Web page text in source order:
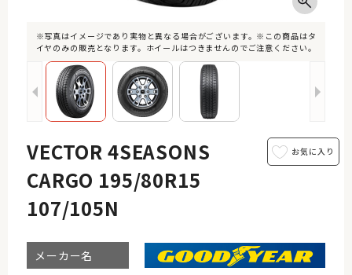
※写真はイメージであり実物と異なる場合がございます。※この商品はタ
イヤのみの販売となります。ホイールはつきませんのでご注意ください。
VECTOR 4SEASONS
CARGO 195/80R15
107/105N
メーカー名